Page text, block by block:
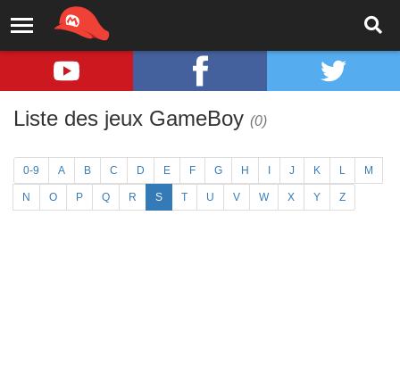
Liste des jeux GameBoy (0)
0-9 A B C D E F G H J K L M
N O P Q R S T U V W X Y Z